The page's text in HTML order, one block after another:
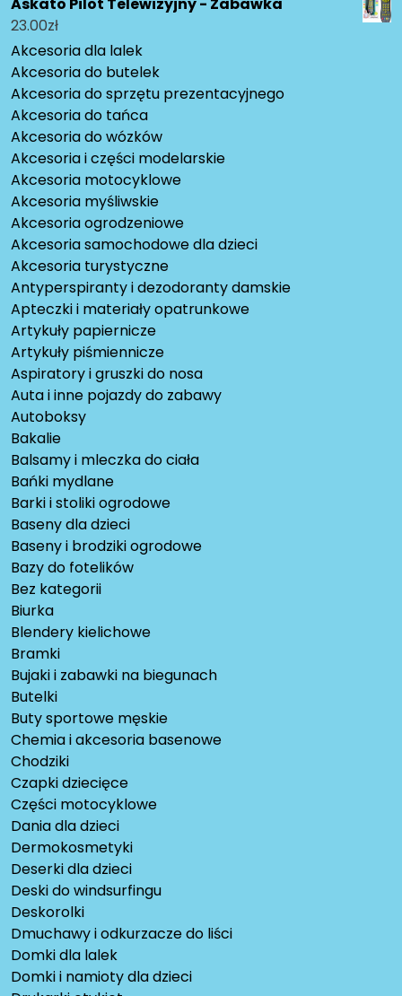
23.00zł
Akcesoria dla lalek
Akcesoria do butelek
Akcesoria do sprzętu prezentacyjnego
Akcesoria do tańca
Akcesoria do wózków
Akcesoria i części modelarskie
Akcesoria motocyklowe
Akcesoria myśliwskie
Akcesoria ogrodzeniowe
Akcesoria samochodowe dla dzieci
Akcesoria turystyczne
Antyperspiranty i dezodoranty damskie
Apteczki i materiały opatrunkowe
Artykuły papiernicze
Artykuły piśmiennicze
Aspiratory i gruszki do nosa
Auta i inne pojazdy do zabawy
Autoboksy
Bakalie
Balsamy i mleczka do ciała
Bańki mydlane
Barki i stoliki ogrodowe
Baseny dla dzieci
Baseny i brodziki ogrodowe
Bazy do fotelików
Bez kategorii
Biurka
Blendery kielichowe
Bramki
Bujaki i zabawki na biegunach
Butelki
Buty sportowe męskie
Chemia i akcesoria basenowe
Chodziki
Czapki dziecięce
Części motocyklowe
Dania dla dzieci
Dermokosmetyki
Deserki dla dzieci
Deski do windsurfingu
Deskorolki
Dmuchawy i odkurzacze do liści
Domki dla lalek
Domki i namioty dla dzieci